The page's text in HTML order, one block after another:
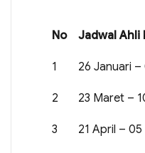
No Jadwal Ahli
1 26 Januari
2 23 Maret –
3 21 April – 05